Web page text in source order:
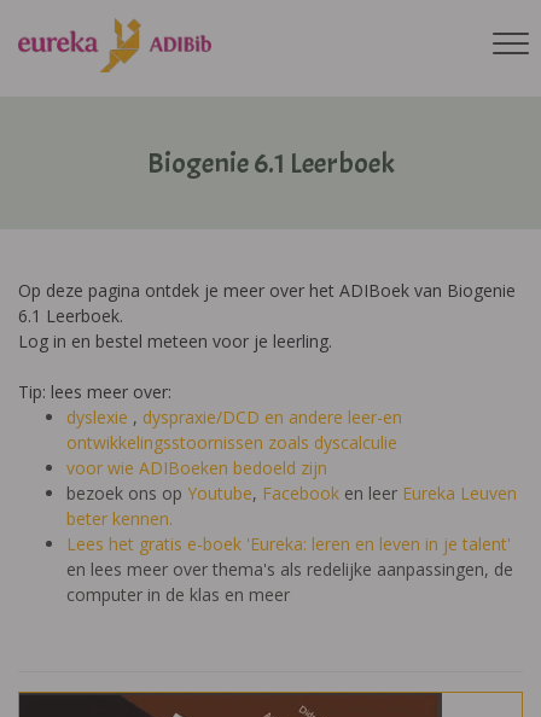
Biogenie 6.1 Leerboek
Op deze pagina ontdek je meer over het ADIBoek van Biogenie
6.1 Leerboek.
Log in en bestel meteen voor je leerling.
Tip: lees meer over:
dyslexie , dyspraxie/DCD en andere leer-en
ontwikkelingsstoornissen zoals dyscalculie
voor wie ADIBoeken bedoeld zijn
bezoek ons op Youtube, Facebook en leer Eureka Leuven
beter kennen.
Lees het gratis e-boek 'Eureka: leren en leven in je talent'
en lees meer over thema's als redelijke aanpassingen, de
computer in de klas en meer